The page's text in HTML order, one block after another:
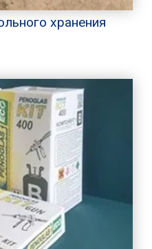
хранения